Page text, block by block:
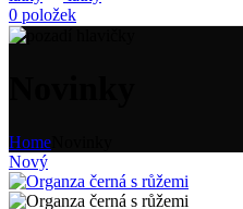
0 položek
Home
Nový